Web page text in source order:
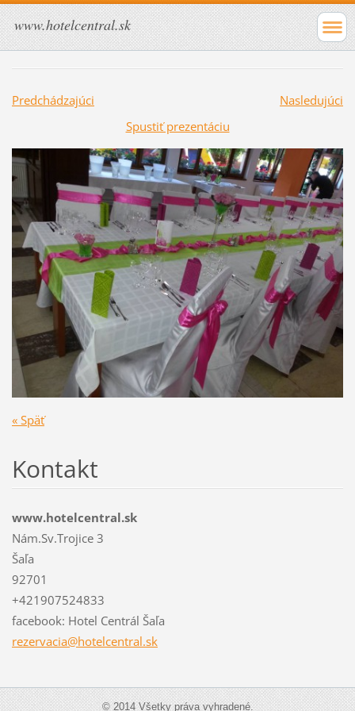
www.hotelcentral.sk
Predchádzajúci
Nasledujúci
Spustiť prezentáciu
« Späť
Kontakt
www.hotelcentral.sk
Nám.Sv.Trojice 3
Šaľa
92701
+421907524833
facebook: Hotel Centrál Šaľa
rezervacia@hotelcentral.sk
© 2014 Všetky práva vyhradené.